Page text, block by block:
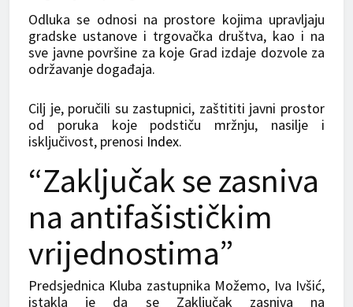
Odluka se odnosi na prostore kojima upravljaju
gradske ustanove i trgovačka društva, kao i na
sve javne površine za koje Grad izdaje dozvole za
održavanje događaja.
Cilj je, poručili su zastupnici, zaštititi javni prostor
od poruka koje podstiču mržnju, nasilje i
isključivost, prenosi Index.
“Zaključak se zasniva
na antifašističkim
vrijednostima”
Predsjednica Kluba zastupnika Možemo, Iva Ivšić,
istakla je da se Zaključak zasniva na